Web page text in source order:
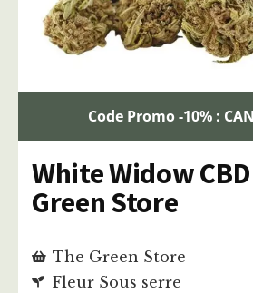
Code Promo -10% :
White Widow
Green Store
The Green Store
Fleur Sous serre